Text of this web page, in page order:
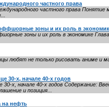
частного права
частного права Понятие
зоны и их роль в
зоны и их роль в экономике
любят не только рисовать аниме и
30-х, начале 40-х годов
30-х, начале 40-х годов
и позиция...
на нефть